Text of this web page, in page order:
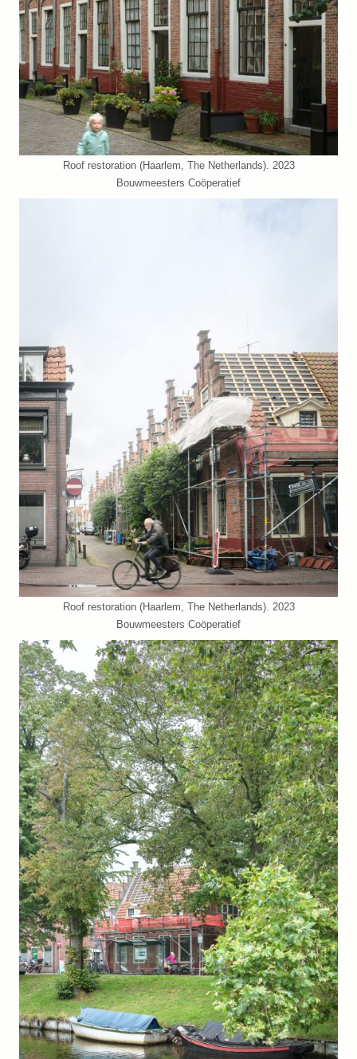
Roof restoration (Haarlem, The Netherlands). 2023
Bouwmeesters Coöperatief
Roof restoration (Haarlem, The Netherlands). 2023
Bouwmeesters Coöperatief